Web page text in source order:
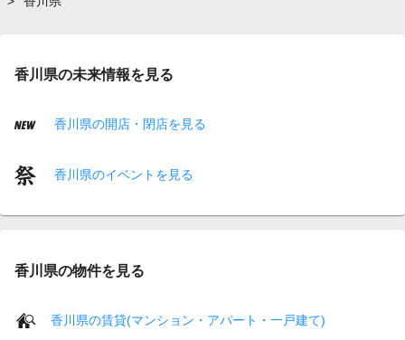
香川県の未来情報を見る
香川県の開店・閉店を見る
香川県のイベントを見る
香川県の物件を見る
香川県の賃貸(マンション・アパート・一戸建て)